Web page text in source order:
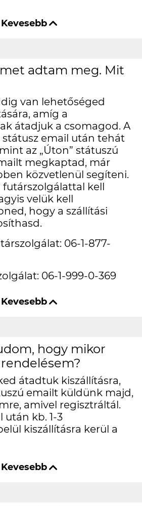
adtam meg. Mit
van lehetőséged
amíg a
átadjuk a csomagod. A
státusz email után tehát
az „Úton” státuszú
megkaptad, már
közvetlenül segíteni.
futárszolgálattal kell
velük kell
hogy a szállítási
06-1-877-
06-1-999-0-369
hogy mikor
átadtuk kiszállításra,
emailt küldünk majd,
amivel regisztráltál.
után kb. 1-3
kiszállításra kerül a